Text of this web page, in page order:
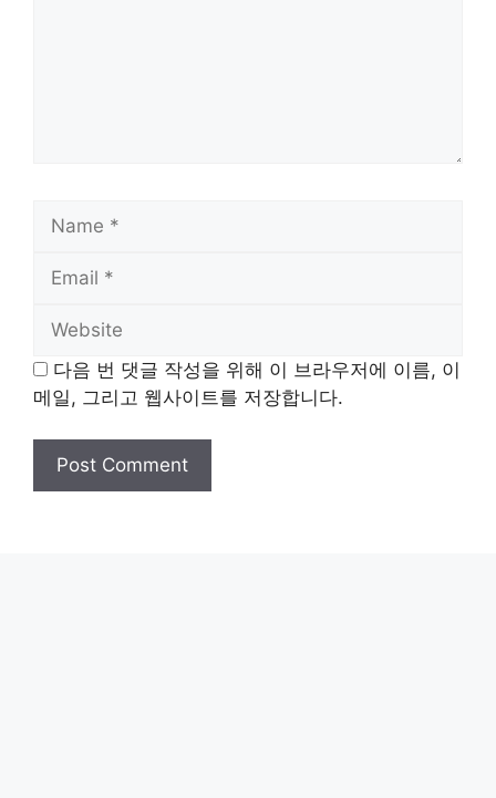
다음 번 댓글 작성을 위해 이 브라우저에 이름, 이
메일, 그리고 웹사이트를 저장합니다.